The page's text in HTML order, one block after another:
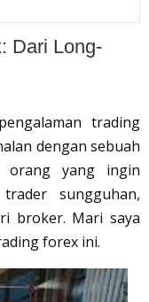
Dari Long-
trading
dengan sebuah
orang yang ingin
sungguhan,
broker. Mari saya
forex ini.